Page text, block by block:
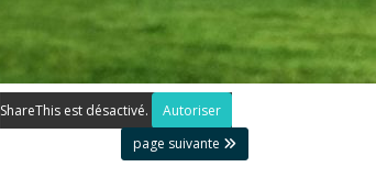
ShareThis est désactivé.
Autoriser
page suivante